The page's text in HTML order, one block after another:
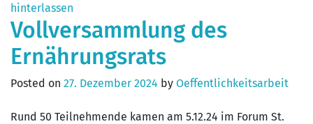
hinterlassen
Vollversammlung des
Ernährungsrats
Posted on 27. Dezember 2024 by Oeffentlichkeitsarbeit
Rund 50 Teilnehmende kamen am 5.12.24 im Forum St.